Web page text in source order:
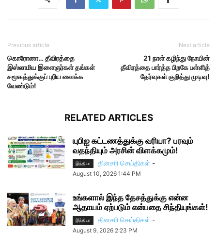
Previous article
கொரோனா… தீவிரத்தை
இஸ்லாமிய இளைஞர்கள் தங்கள்
சமூகத்துக்குப் புரிய வைக்க
வேண்டும்!
Next article
21 நாள் கழிந்து நோயின்
தீவிரத்தை பார்த்த பிறகே பள்ளித்
தேர்வுகள் குறித்து முடிவு!
RELATED ARTICLES
யுபிஐ கட்டணத்துக்கு வரியா? பரவும்
வதந்தியும் அரசின் விளக்கமும்!
இந்தியா தினசரி செய்திகள் -
August 10, 2026 1:44 PM
உங்களால் இந்த தேசத்துக்கு என்ன
ஆதாயம் ஏற்படும் என்பதை சிந்தியுங்கள்!
இந்தியா தினசரி செய்திகள் -
August 9, 2026 2:23 PM